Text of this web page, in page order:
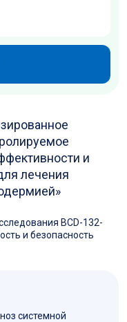
и
лечения
BCD-132-
и безопасность
системной